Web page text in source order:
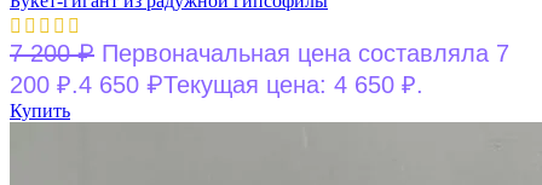
7 200₽ Первоначальная цена составляла 7
200 ₽.4 650 ₽Текущая цена: 4 650 ₽.
Купить